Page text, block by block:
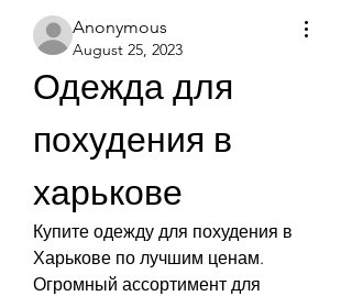
Anonymous
August 25, 2023
Одежда для
похудения в
харькове
Купите одежду для похудения в
Харькове по лучшим ценам.
Огромный ассортимент для